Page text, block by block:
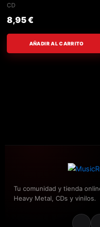
CD
8,95€
AÑADIR AL CARRITO
Tu comunidad y tienda
Heavy Metal, CDs y vinilos.